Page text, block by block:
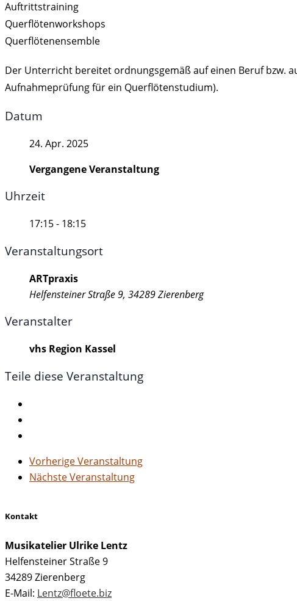
Auftrittstraining
Querflötenworkshops
Querflötenensemble
Der Unterricht bereitet ordnungsgemäß auf einen Beruf bzw.
Aufnahmeprüfung für ein Querflötenstudium).
Datum
24. Apr. 2025
Vergangene Veranstaltung
Uhrzeit
17:15 - 18:15
Veranstaltungsort
ARTpraxis
Helfensteiner Straße 9, 34289 Zierenberg
Veranstalter
vhs Region Kassel
Teile diese Veranstaltung
Vorherige Veranstaltung
Nächste Veranstaltung
Kontakt
Musikatelier Ulrike Lentz
Helfensteiner Straße 9
34289 Zierenberg
E-Mail: Lentz@floete.biz